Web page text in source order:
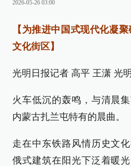
2026-05-26 03:00
【为推进中国式现代化凝
文化街区】
光明日报记者 高平 王潇 光
火车低沉的轰鸣，与清晨
内蒙古扎兰屯特有的晨曲。
走在中东铁路风情历史文
俄式建筑在阳光下泛着暖